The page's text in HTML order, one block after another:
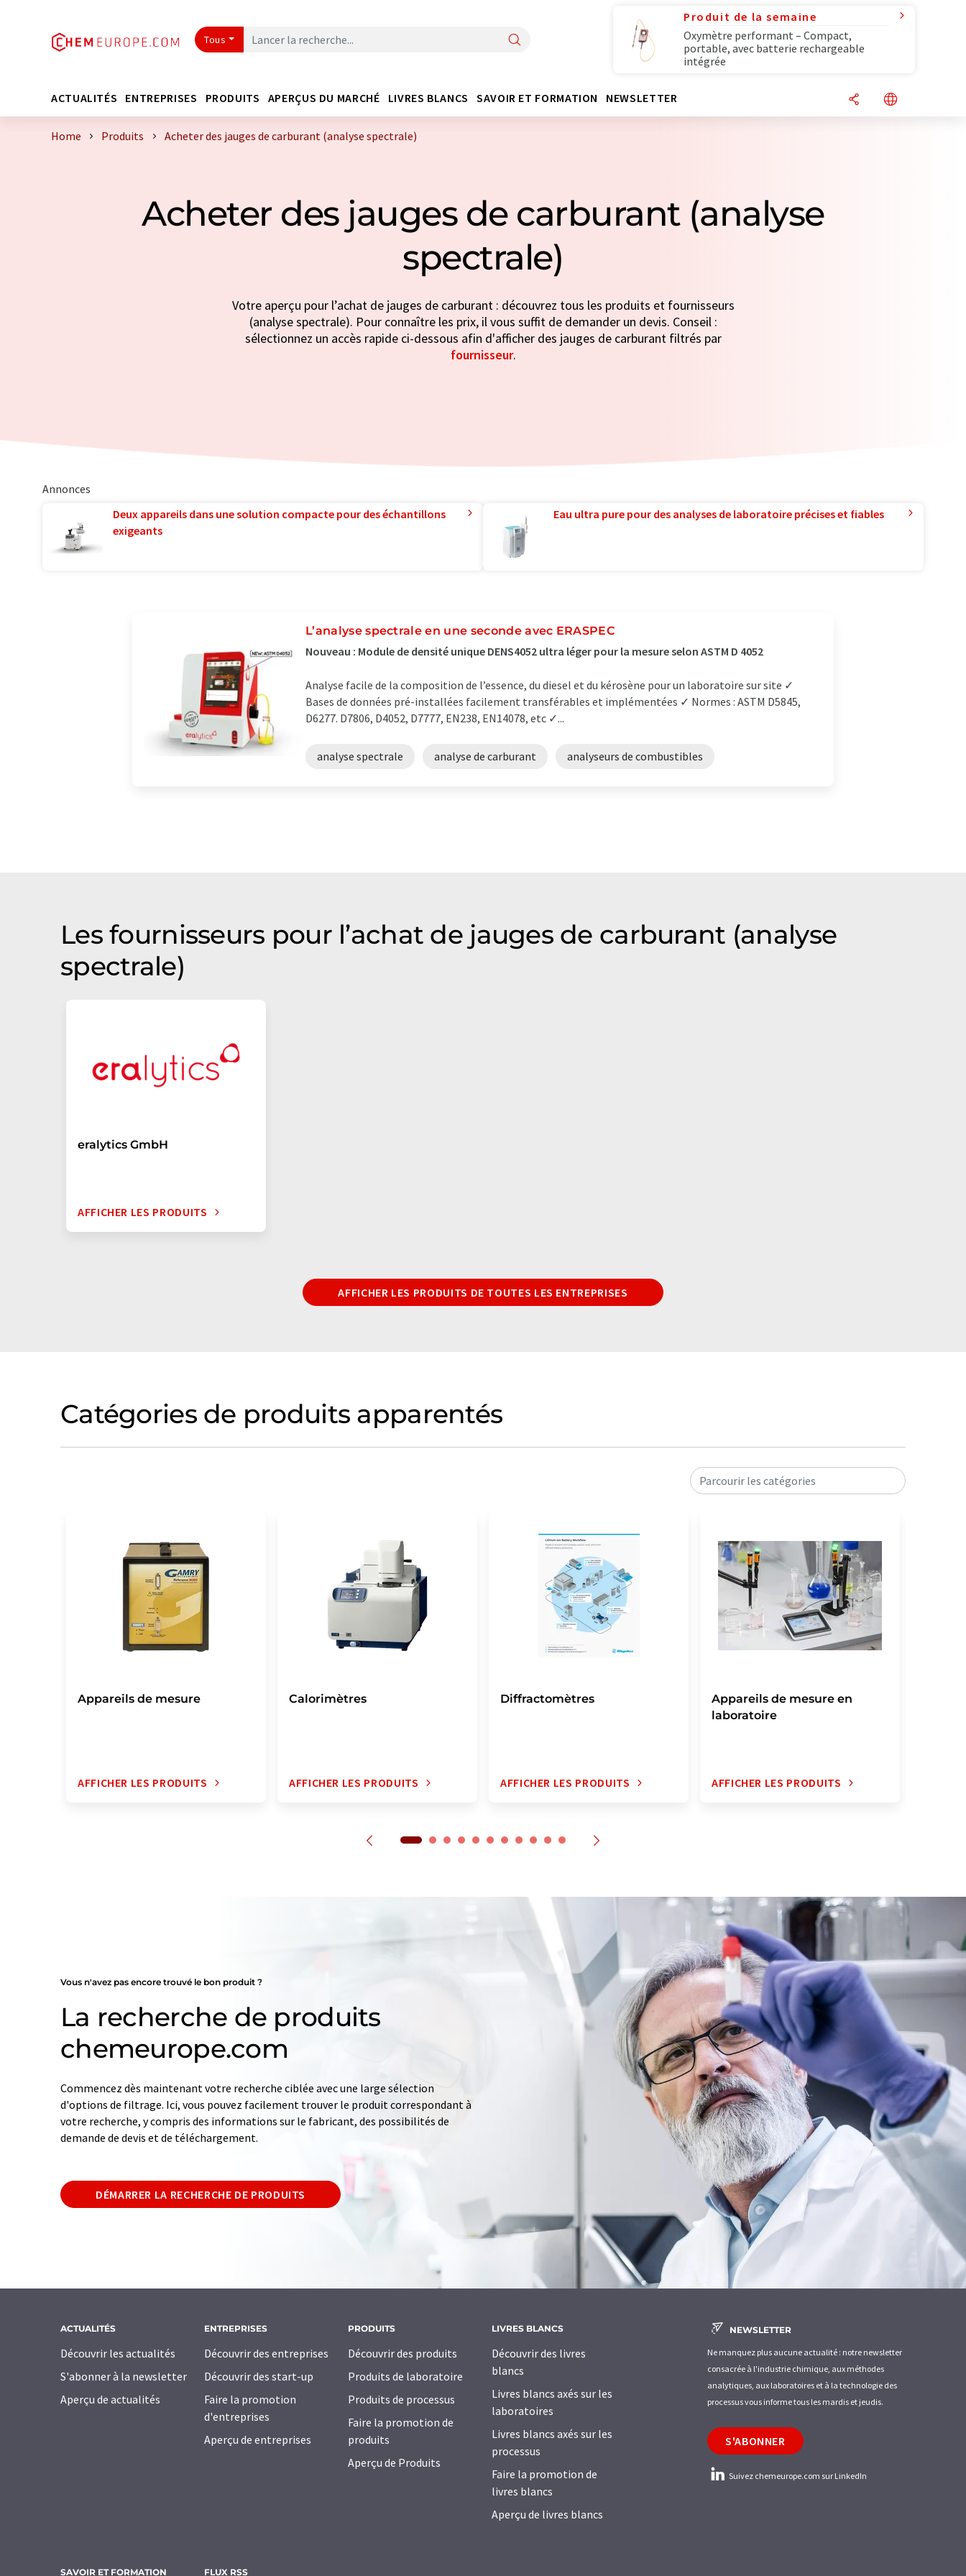
Tous
Produit de la semaine
Oxymètre performant – Compact,
portable, avec batterie rechargeable
intégrée
ACTUALITÉS ENTREPRISES PRODUITS APERÇUS DU MARCHÉ LIVRES BLANCS SAVOIR ET FORMATION NEWSLETTER
Home Produits Acheter des jauges de carburant (analyse spectrale)
Acheter des jauges de carburant (analyse
spectrale)
Votre aperçu pour l’achat de jauges de carburant : découvrez tous les produits et fournisseurs
(analyse spectrale). Pour connaître les prix, il vous suffit de demander un devis. Conseil :
sélectionnez un accès rapide ci-dessous afin d'afficher des jauges de carburant filtrés par
fournisseur.
Annonces
Deux appareils dans une solution compacte pour des échantillons
exigeants
Eau ultra pure pour des analyses de laboratoire précises et fiables
L’analyse spectrale en une seconde avec ERASPEC
Nouveau : Module de densité unique DENS4052 ultra léger pour la mesure selon ASTM D 4052
Analyse facile de la composition de l’essence, du diesel et du kérosène pour un laboratoire sur site ✓
Bases de données pré-installées facilement transférables et implémentées ✓ Normes : ASTM D5845,
D6277. D7806, D4052, D7777, EN238, EN14078, etc ✓...
analyse spectrale analyse de carburant analyseurs de combustibles
Les fournisseurs pour l’achat de jauges de carburant (analyse
spectrale)
eralytics GmbH
AFFICHER LES PRODUITS
AFFICHER LES PRODUITS DE TOUTES LES ENTREPRISES
Catégories de produits apparentés
Parcourir les catégories
Appareils de mesure
AFFICHER LES PRODUITS
Calorimètres
AFFICHER LES PRODUITS
Diffractomètres
AFFICHER LES PRODUITS
Appareils de mesure en
laboratoire
AFFICHER LES PRODUITS
Vous n'avez pas encore trouvé le bon produit ?
La recherche de produits
chemeurope.com
Commencez dès maintenant votre recherche ciblée avec une large sélection
d'options de filtrage. Ici, vous pouvez facilement trouver le produit correspondant à
votre recherche, y compris des informations sur le fabricant, des possibilités de
demande de devis et de téléchargement.
DÉMARRER LA RECHERCHE DE PRODUITS
ACTUALITÉS
Découvrir les actualités
S'abonner à la newsletter
Aperçu de actualités
ENTREPRISES
Découvrir des entreprises
Découvrir des start-up
Faire la promotion
d'entreprises
Aperçu de entreprises
PRODUITS
Découvrir des produits
Produits de laboratoire
Produits de processus
Faire la promotion de
produits
Aperçu de Produits
LIVRES BLANCS
Découvrir des livres
blancs
Livres blancs axés sur les
laboratoires
Livres blancs axés sur les
processus
Faire la promotion de
livres blancs
Aperçu de livres blancs
SAVOIR ET FORMATION FLUX RSS
NEWSLETTER
Ne manquez plus aucune actualité : notre newsletter
consacrée à l'industrie chimique, aux méthodes
analytiques, aux laboratoires et à la technologie des
processus vous informe tous les mardis et jeudis.
S'ABONNER
Suivez chemeurope.com sur LinkedIn